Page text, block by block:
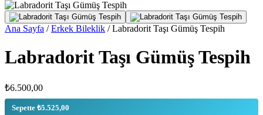
Ana Sayfa / Erkek Bileklik / Labradorit Taşı Gümüş Tespih
Labradorit Taşı Gümüş Tespih
₺6.500,00
Sepette ₺5.525,00